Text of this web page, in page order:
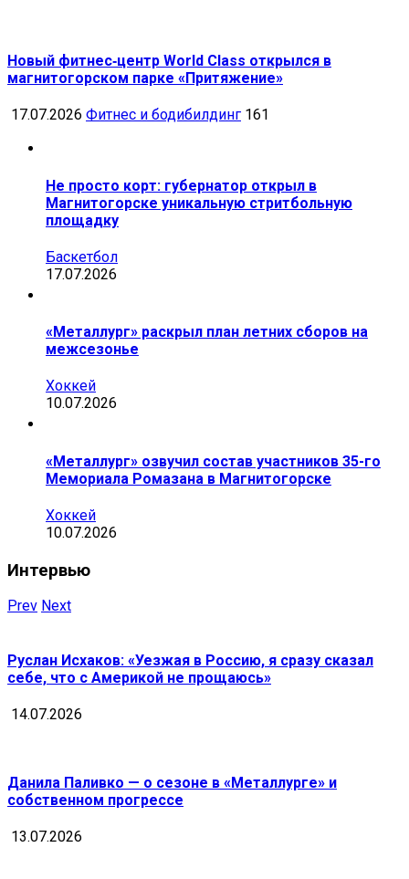
Новый фитнес‑центр World Class открылся в
магнитогорском парке «Притяжение»
17.07.2026 Фитнес и бодибилдинг 161
Не просто корт: губернатор открыл в
Магнитогорске уникальную стритбольную
площадку
Баскетбол
17.07.2026
«Металлург» раскрыл план летних сборов на
межсезонье
Хоккей
10.07.2026
«Металлург» озвучил состав участников 35-го
Мемориала Ромазана в Магнитогорске
Хоккей
10.07.2026
Интервью
Prev Next
Руслан Исхаков: «Уезжая в Россию, я сразу сказал
себе, что с Америкой не прощаюсь»
14.07.2026
Данила Паливко — о сезоне в «Металлурге» и
собственном прогрессе
13.07.2026